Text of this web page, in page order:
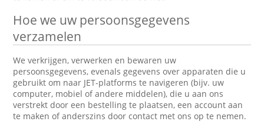
Hoe we uw persoonsgegevens
verzamelen
We verkrijgen, verwerken en bewaren uw
persoonsgegevens, evenals gegevens over apparaten die u
gebruikt om naar JET-platforms te navigeren (bijv. uw
computer, mobiel of andere middelen), die u aan ons
verstrekt door een bestelling te plaatsen, een account aan
te maken of anderszins door contact met ons op te nemen.